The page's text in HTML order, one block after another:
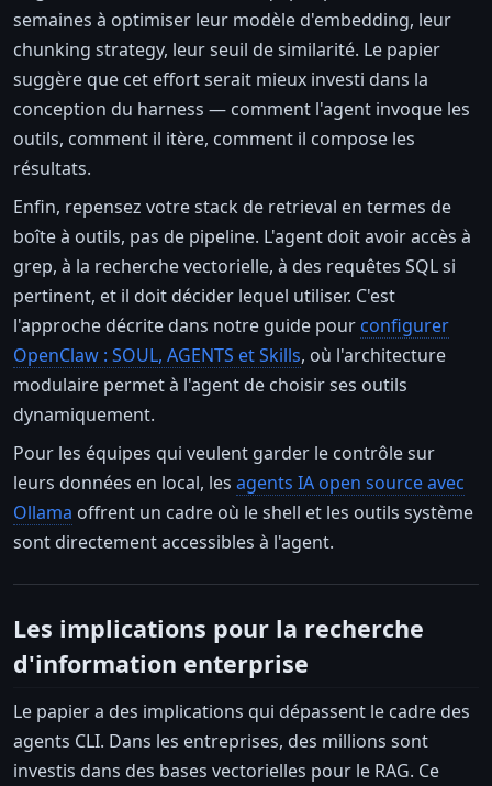
semaines à optimiser leur modèle d'embedding, leur
chunking strategy, leur seuil de similarité. Le papier
suggère que cet effort serait mieux investi dans la
conception du harness — comment l'agent invoque les
outils, comment il itère, comment il compose les
résultats.
Enfin, repensez votre stack de retrieval en termes de
boîte à outils, pas de pipeline. L'agent doit avoir accès à
grep, à la recherche vectorielle, à des requêtes SQL si
pertinent, et il doit décider lequel utiliser. C'est
l'approche décrite dans notre guide pour configurer
OpenClaw : SOUL, AGENTS et Skills, où l'architecture
modulaire permet à l'agent de choisir ses outils
dynamiquement.
Pour les équipes qui veulent garder le contrôle sur
leurs données en local, les agents IA open source avec
Ollama offrent un cadre où le shell et les outils système
sont directement accessibles à l'agent.
Les implications pour la recherche
d'information enterprise
Le papier a des implications qui dépassent le cadre des
agents CLI. Dans les entreprises, des millions sont
investis dans des bases vectorielles pour le RAG. Ce